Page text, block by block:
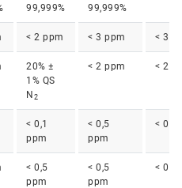
99,999%
99,999%
< 2 ppm < 3 ppm < 3
20% ±
1% QS
N 2
< 2 ppm < 2
< 0,1
ppm
< 0,5
ppm
< 0,5
< 0,5
ppm
< 0,5
ppm
< 0,5